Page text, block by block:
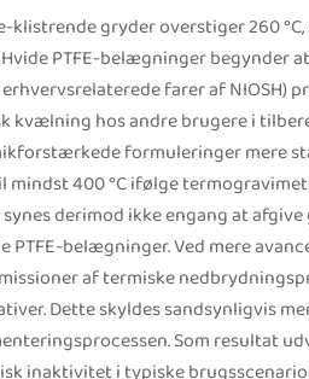
gryder overstiger 260
PTFE-belægninger begynder
farer af NIOSH)
kvælning hos andre brugere i
formuleringer mere
400 °C ifølge
derimod ikke engang at
belægninger. Ved mere
af termiske
Dette skyldes sandsynligvis
Som resultat
inaktivitet i typiske